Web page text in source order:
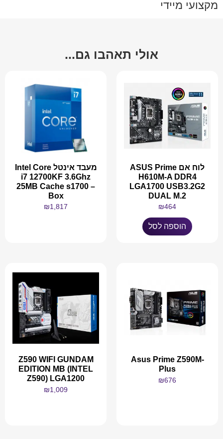
מקצועי מיידי
אולי תאהבו גם...
לוח אם ASUS Prime
H610M-A DDR4
LGA1700 USB3.2G2
DUAL M.2
₪464
הוספה לסל
מעבד אינטל Intel Core
i7 12700KF 3.6Ghz
25MB Cache s1700 –
Box
₪1,817
Asus Prime Z590M-
Plus
₪676
Z590 WIFI GUNDAM
EDITION MB (INTEL
Z590) LGA1200
₪1,009